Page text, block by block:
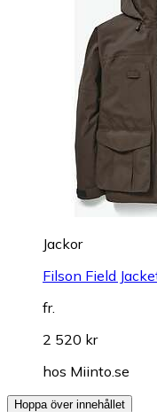
Jackor
Filson Field
fr.
2 520 kr
hos Miinto.se
Hoppa över innehållet